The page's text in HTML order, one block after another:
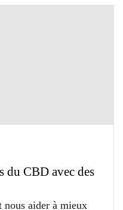
du CBD avec des
aider à mieux